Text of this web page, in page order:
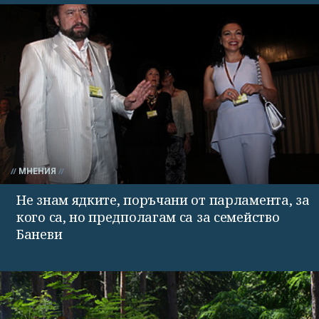
МНЕНИЯ
Не знам ядките, поръчани от парламента, за
кого са, но предполагам са за семейство
Баневи